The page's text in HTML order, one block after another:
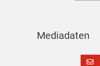
Mediadaten